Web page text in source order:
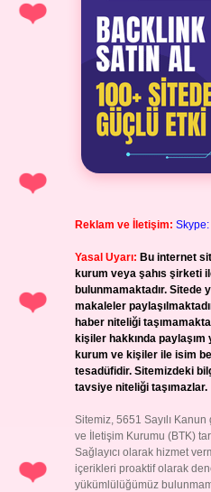
Reklam ve İletişim:
Yasal Uyarı: Bu internet
kurum veya şahıs şirketi
bulunmamaktadır. Sitede
makaleler
haber niteliği
kişiler hakkında paylaşım
kurum ve kişiler ile isim
tesadüfidir. Sitemizdeki
tavsiye niteliği taşımazlar.
Sitemiz, 5651 Sayılı
ve İletişim Kurumu (BTK)
Sağlayıcı olarak hizmet
içerikleri proaktif olarak
yükümlülüğümüz